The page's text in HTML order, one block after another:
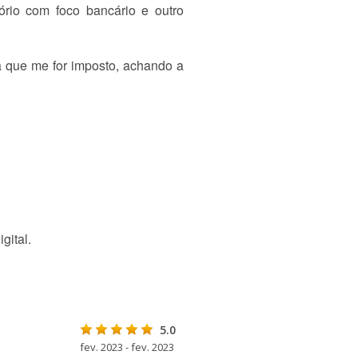
com foco bancário e outro
me for imposto, achando a
5.0
fev. 2023 - fev. 2023